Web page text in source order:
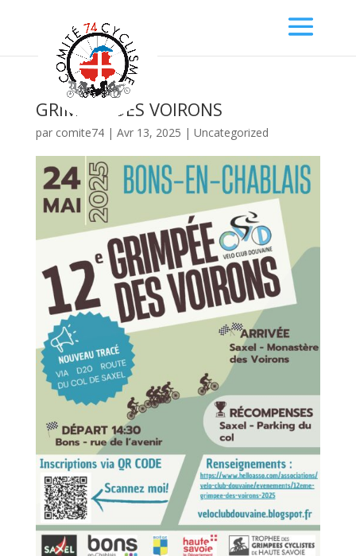
GRIMPEE DES VOIRONS
par comite74| Avr 13, 2025 | Uncategorized